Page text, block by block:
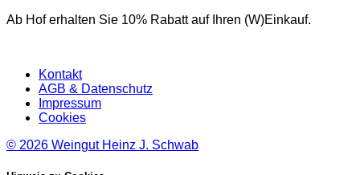
Ab Hof erhalten Sie 10% Rabatt auf Ihren (W)Einkauf.
Kontakt
AGB & Datenschutz
Impressum
Cookies
© 2026 Weingut Heinz J. Schwab